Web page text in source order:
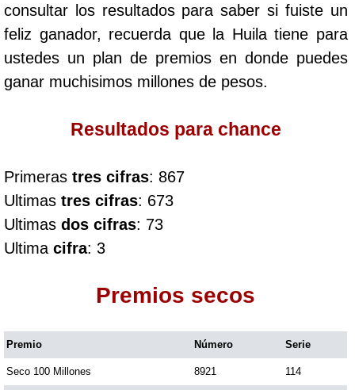
Caribeña Día
Caribeña Noche
Culona día
Culona noche
Dorado Mañana
consultar los resultados para saber si fuiste un
feliz ganador, recuerda que la Huila tiene para
ustedes un plan de premios en donde puedes
ganar muchisimos millones de pesos.
Resultados para chance
Primeras tres cifras: 867
Ultimas tres cifras: 673
Ultimas dos cifras: 73
Ultima cifra: 3
Premios secos
Premio Número Serie
Seco 100 Millones 8921 114